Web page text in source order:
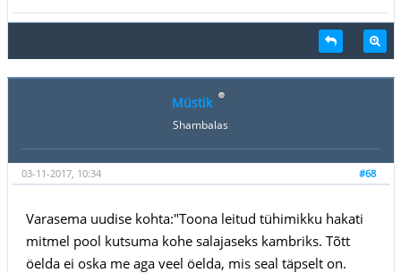
Müstik
Shambalas
#68
03-11-2017, 10:34
Varasema uudise kohta:"Toona leitud tühimikku hakati
mitmel pool kutsuma kohe salajaseks kambriks. Tõtt
öelda ei oska me aga veel öelda, mis seal täpselt on.